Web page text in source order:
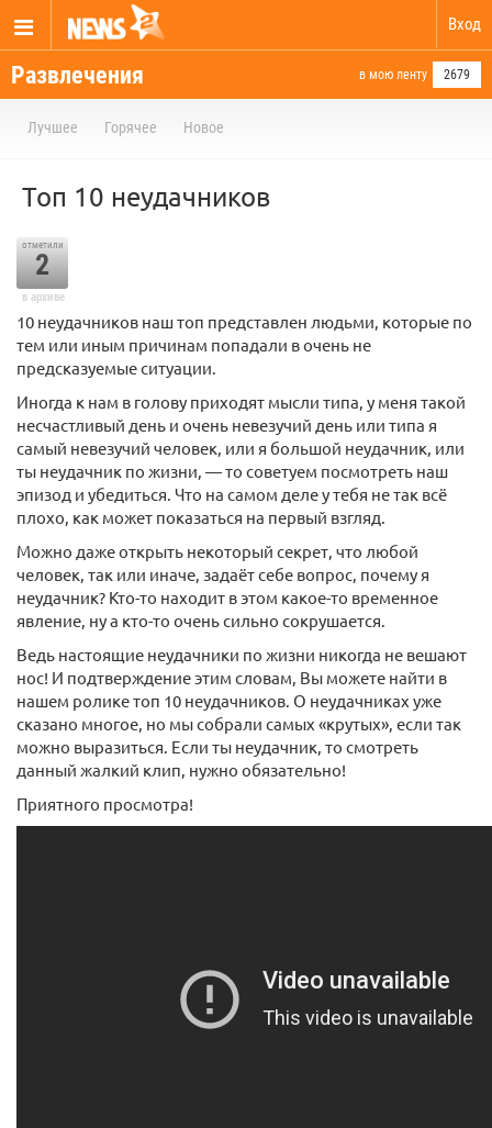
Вход
Развлечения в мою ленту 2679
Лучшее Горячее Новое
Топ 10 неудачников
отметили
2
в архиве
10 неудачников наш топ представлен людьми, которые по
тем или иным причинам попадали в очень не
предсказуемые ситуации.
Иногда к нам в голову приходят мысли типа, у меня такой
несчастливый день и очень невезучий день или типа я
самый невезучий человек, или я большой неудачник, или
ты неудачник по жизни, — то советуем посмотреть наш
эпизод и убедиться. Что на самом деле у тебя не так всё
плохо, как может показаться на первый взгляд.
Можно даже открыть некоторый секрет, что любой
человек, так или иначе, задаёт себе вопрос, почему я
неудачник? Кто-то находит в этом какое-то временное
явление, ну а кто-то очень сильно сокрушается.
Ведь настоящие неудачники по жизни никогда не вешают
нос! И подтверждение этим словам, Вы можете найти в
нашем ролике топ 10 неудачников. О неудачниках уже
сказано многое, но мы собрали самых «крутых», если так
можно выразиться. Если ты неудачник, то смотреть
данный жалкий клип, нужно обязательно!
Приятного просмотра!